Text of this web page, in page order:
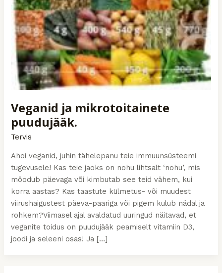
Veganid ja mikrotoitainete
puudujääk.
Tervis
Ahoi veganid, juhin tähelepanu teie immuunsüsteemi
tugevusele! Kas teie jaoks on nohu lihtsalt ‘nohu’, mis
möödub päevaga või kimbutab see teid vähem, kui
korra aastas? Kas taastute külmetus- või muudest
viirushaigustest päeva-paariga või pigem kulub nädal ja
rohkem?Viimasel ajal avaldatud uuringud näitavad, et
veganite toidus on puudujääk peamiselt vitamiin D3,
joodi ja seleeni osas! Ja […]